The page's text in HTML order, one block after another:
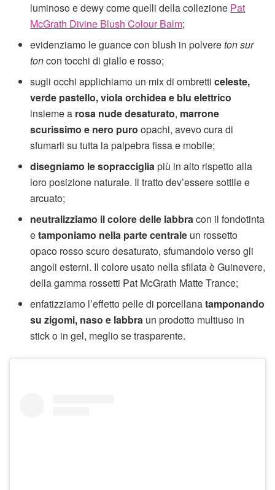
luminoso e dewy come quelli della collezione Pat
McGrath Divine Blush Colour Balm;
evidenziamo le guance con blush in polvereton sur
toncon tocchi di giallo e rosso;
sugli occhi applichiamo un mix di ombretticeleste,
verde pastello, viola orchidea e blu elettrico
insieme a rosa nude desaturato, marrone
scurissimo e nero puro opachi, avevo cura di
sfumarli su tutta la palpebra fissa e mobile;
disegniamo le sopraccigliapiù in alto rispetto alla
loro posizione naturale. Il tratto dev’essere sottile e
arcuato;
neutralizziamo il colore delle labbracon il fondotinta
etamponiamo nella parte centrale un rossetto
opaco rosso scuro desaturato, sfumandolo verso gli
angoli esterni. Il colore usato nella sfilata è Guinevere,
della gamma rossetti Pat McGrath Matte Trance;
enfatizziamo l’effetto pelle di porcellanatamponando
su zigomi, naso e labbra un prodotto multiuso in
stick o in gel, meglio se trasparente.